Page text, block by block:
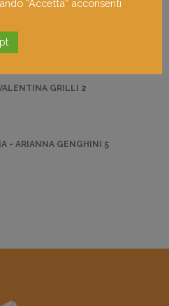
SIDA 1
GRILLI 2
- ARIANNA GENGHINI 5
“Accetta” acconsenti